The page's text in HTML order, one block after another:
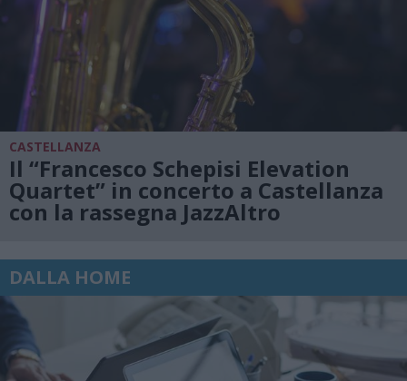
CASTELLANZA
Il “Francesco Schepisi Elevation
Quartet” in concerto a Castellanza
con la rassegna JazzAltro
DALLA HOME